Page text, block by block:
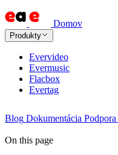
Domov
Produkty
Evervideo
Evermusic
Flacbox
Evertag
Blog Dokumentácia Podpora
On this page